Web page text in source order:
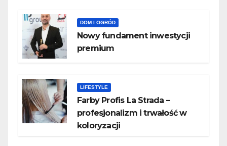
DOM I OGRÓD
Nowy fundament inwestycji
premium
LIFESTYLE
Farby Profis La Strada –
profesjonalizm i trwałość w
koloryzacji